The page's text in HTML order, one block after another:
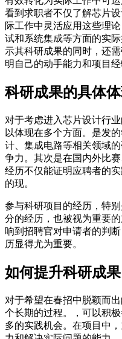
看到求职者不仅了解芯片
际工作中灵活应用这些理
试和系统集成等方面的实
示其科研成果的同时，还
明自己的动手能力和项目经
科研成果的具体
对于考虑进入芯片设计行
以体现在多个方面。是发
计、集成电路等相关领域
争力。其次是在国内外比
经历不仅能证明应聘者的
的现。
参与科研项目的经历，特
分的经历，也被视为重要
响到招聘官对申请者的判
历显得尤为重要。
如何提升科研成果
对于希望在春招中脱颖而
个长期的过程。，可以积
多的实践机会。在项目中